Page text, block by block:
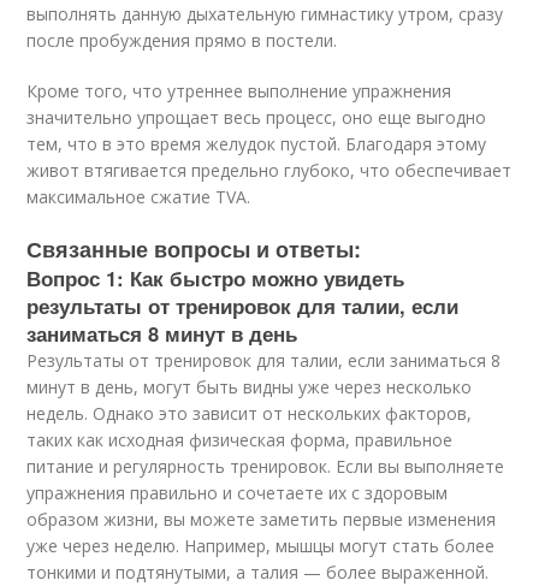
выполнять данную дыхательную гимнастику утром, сразу
после пробуждения прямо в постели.
Кроме того, что утреннее выполнение упражнения
значительно упрощает весь процесс, оно еще выгодно
тем, что в это время желудок пустой. Благодаря этому
живот втягивается предельно глубоко, что обеспечивает
максимальное сжатие TVA.
Связанные вопросы и ответы:
Вопрос 1: Как быстро можно увидеть
результаты от тренировок для талии, если
заниматься 8 минут в день
Результаты от тренировок для талии, если заниматься 8
минут в день, могут быть видны уже через несколько
недель. Однако это зависит от нескольких факторов,
таких как исходная физическая форма, правильное
питание и регулярность тренировок. Если вы выполняете
упражнения правильно и сочетаете их с здоровым
образом жизни, вы можете заметить первые изменения
уже через неделю. Например, мышцы могут стать более
тонкими и подтянутыми, а талия — более выраженной.